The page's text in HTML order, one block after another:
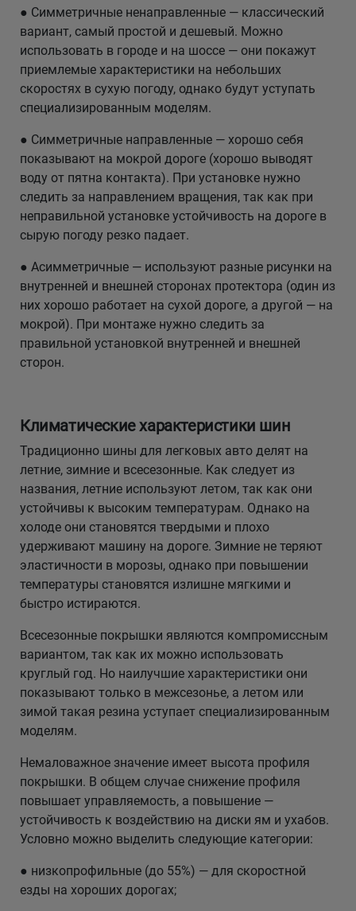
● Симметричные ненаправленные — классический
вариант, самый простой и дешевый. Можно
использовать в городе и на шоссе — они покажут
приемлемые характеристики на небольших
скоростях в сухую погоду, однако будут уступать
специализированным моделям.
● Симметричные направленные — хорошо себя
показывают на мокрой дороге (хорошо выводят
воду от пятна контакта). При установке нужно
следить за направлением вращения, так как при
неправильной установке устойчивость на дороге в
сырую погоду резко падает.
● Асимметричные — используют разные рисунки на
внутренней и внешней сторонах протектора (один из
них хорошо работает на сухой дороге, а другой — на
мокрой). При монтаже нужно следить за
правильной установкой внутренней и внешней
сторон.
Климатические характеристики шин
Традиционно шины для легковых авто делят на
летние, зимние и всесезонные. Как следует из
названия, летние используют летом, так как они
устойчивы к высоким температурам. Однако на
холоде они становятся твердыми и плохо
удерживают машину на дороге. Зимние не теряют
эластичности в морозы, однако при повышении
температуры становятся излишне мягкими и
быстро истираются.
Всесезонные покрышки являются компромиссным
вариантом, так как их можно использовать
круглый год. Но наилучшие характеристики они
показывают только в межсезонье, а летом или
зимой такая резина уступает специализированным
моделям.
Немаловажное значение имеет высота профиля
покрышки. В общем случае снижение профиля
повышает управляемость, а повышение —
устойчивость к воздействию на диски ям и ухабов.
Условно можно выделить следующие категории:
● низкопрофильные (до 55%) — для скоростной
езды на хороших дорогах;